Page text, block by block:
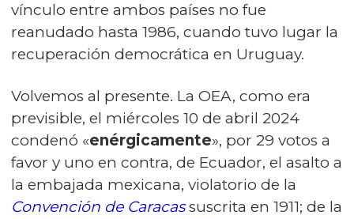
vínculo entre ambos países no fue
reanudado hasta 1986, cuando tuvo lugar la
recuperación democrática en Uruguay.
Volvemos al presente. La OEA, como era
previsible, el miércoles 10 de abril 2024
condenó «enérgicamente», por 29 votos a
favor y uno en contra, de Ecuador, el asalto a
la embajada mexicana, violatorio de la
Convención de Caracassuscrita en 1911; de la